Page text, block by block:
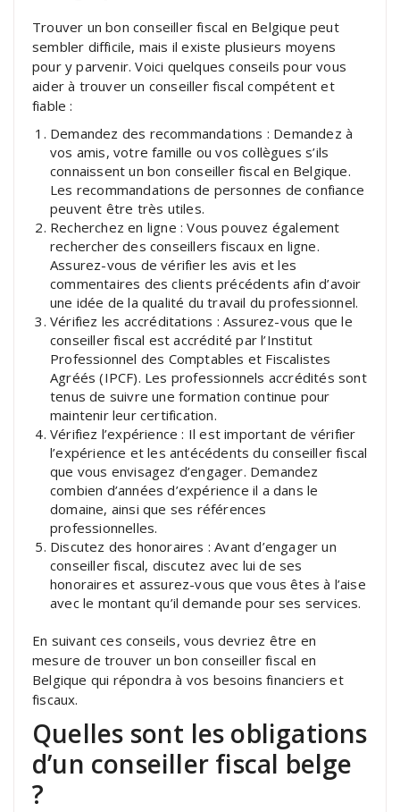
Trouver un bon conseiller fiscal en Belgique peut
sembler difficile, mais il existe plusieurs moyens
pour y parvenir. Voici quelques conseils pour vous
aider à trouver un conseiller fiscal compétent et
fiable :
Demandez des recommandations : Demandez à
vos amis, votre famille ou vos collègues s’ils
connaissent un bon conseiller fiscal en Belgique.
Les recommandations de personnes de confiance
peuvent être très utiles.
Recherchez en ligne : Vous pouvez également
rechercher des conseillers fiscaux en ligne.
Assurez-vous de vérifier les avis et les
commentaires des clients précédents afin d’avoir
une idée de la qualité du travail du professionnel.
Vérifiez les accréditations : Assurez-vous que le
conseiller fiscal est accrédité par l’Institut
Professionnel des Comptables et Fiscalistes
Agréés (IPCF). Les professionnels accrédités sont
tenus de suivre une formation continue pour
maintenir leur certification.
Vérifiez l’expérience : Il est important de vérifier
l’expérience et les antécédents du conseiller fiscal
que vous envisagez d’engager. Demandez
combien d’années d’expérience il a dans le
domaine, ainsi que ses références
professionnelles.
Discutez des honoraires : Avant d’engager un
conseiller fiscal, discutez avec lui de ses
honoraires et assurez-vous que vous êtes à l’aise
avec le montant qu’il demande pour ses services.
En suivant ces conseils, vous devriez être en
mesure de trouver un bon conseiller fiscal en
Belgique qui répondra à vos besoins financiers et
fiscaux.
Quelles sont les obligations
d’un conseiller fiscal belge
?